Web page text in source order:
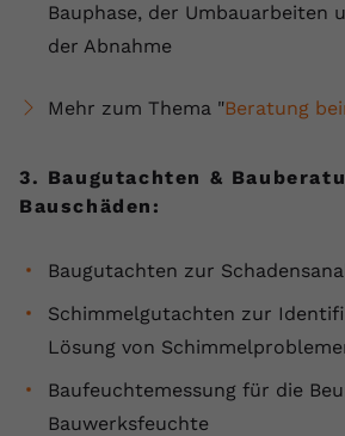
Bauphase, der Umbauarbeiten
der Abnahme
Mehr zum Thema "Beratung
3. Baugutachten &
Bauschäden:
Baugutachten zur
Schimmelgutachten zur
Lösung von
Baufeuchtemessung für die
Bauwerksfeuchte